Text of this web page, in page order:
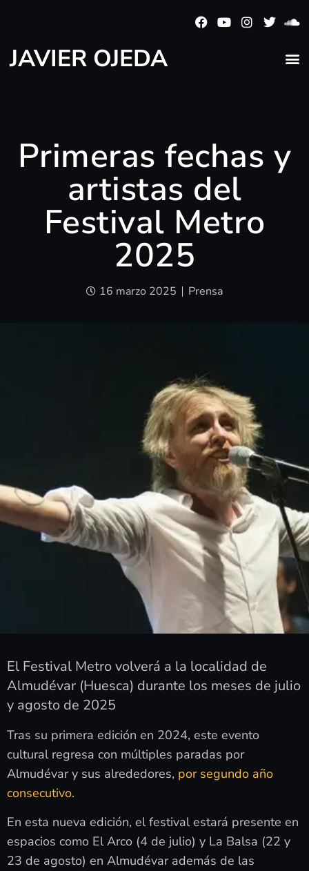
JAVIER OJEDA
Primeras fechas y
artistas del
Festival Metro
2025
16 marzo 2025 Prensa
El Festival Metro volverá a la localidad de
Almudévar (Huesca) durante los meses de julio
y agosto de 2025
Tras su primera edición en 2024, este evento
cultural regresa con múltiples paradas por
Almudévar y sus alrededores, por segundo año
consecutivo.
En esta nueva edición, el festival estará presente en
espacios como El Arco (4 de julio) y La Balsa (22 y
23 de agosto) en Almudévar además de las